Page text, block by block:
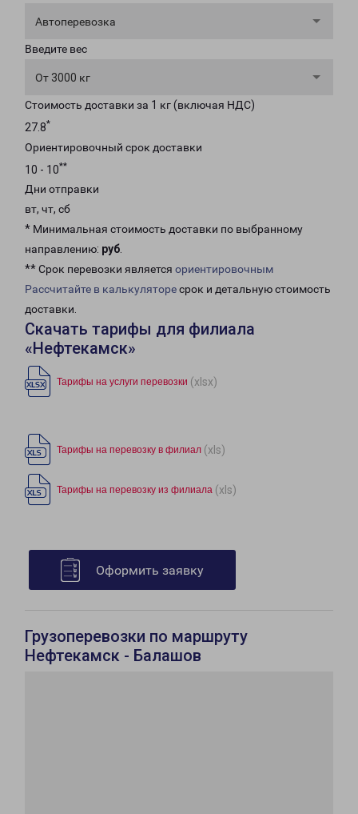
Автоперевозка
Введите вес
От 3000 кг
Стоимость доставки за 1 кг (включая НДС)
27.8*
Ориентировочный срок доставки
10 - 10**
Дни отправки
вт, чт, сб
* Минимальная стоимость доставки по выбранному
направлению: руб.
** Срок перевозки является ориентировочным
Рассчитайте в калькуляторесрок и детальную стоимость
доставки.
Скачать тарифы для филиала
«Нефтекамск»
Тарифы на услуги перевозки (xlsx)
Тарифы на перевозку в филиал (xls)
Тарифы на перевозку из филиала (xls)
Оформить заявку
Грузоперевозки по маршруту
Нефтекамск - Балашов